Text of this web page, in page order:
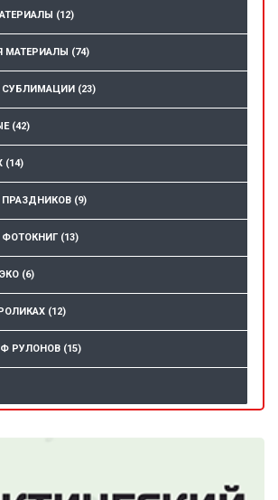
(12)
МАТЕРИАЛЫ (74)
СУБЛИМАЦИИ (23)
(42)
(14)
(9)
(13)
(6)
(12)
РУЛОНОВ (15)